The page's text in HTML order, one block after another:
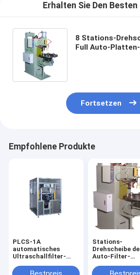
Erhalten Sie Den
8 Stations-
Full Auto-
Fortsetzen
Empfohlene Produkte
PLCS-1A
automatisches
Ultraschallfilter-
Stations-
Drehscheibe
Auto-Filter-
Überlaufventil